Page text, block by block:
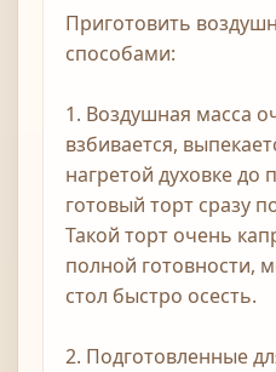
Приготовить
способами:
1. Воздушная масса
взбивается,
нагретой духовке до
готовый торт сразу
Такой торт очень
полной готовности,
стол быстро осесть.
2. Подготовленные